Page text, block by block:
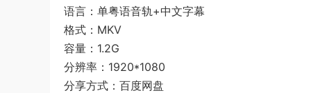
语言：单粤语音轨+中文字幕
格式：MKV
容量：1.2G
分辨率：1920*1080
分享方式：百度网盘